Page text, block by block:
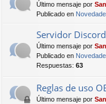
Último mensaje por
Publicado en
Servidor
Último mensaje por
Publicado en
Respuestas: 63
Reglas de uso
Último mensaje por